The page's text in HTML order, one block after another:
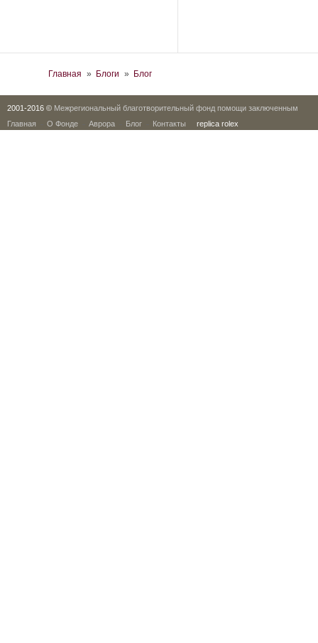
Главная » Блоги » Блог
2001-2016 © Межрегиональный благотворительный фонд помощи заключенным
Главная
О Фонде Аврора Блог Контакты replica rolex